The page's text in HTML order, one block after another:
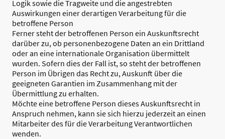
Logik sowie die Tragweite und die angestrebten
Auswirkungen einer derartigen Verarbeitung für die
betroffene Person
Ferner steht der betroffenen Person ein Auskunftsrecht
darüber zu, ob personenbezogene Daten an ein Drittland
oder an eine internationale Organisation übermittelt
wurden. Sofern dies der Fall ist, so steht der betroffenen
Person im Übrigen das Recht zu, Auskunft über die
geeigneten Garantien im Zusammenhang mit der
Übermittlung zu erhalten.
Möchte eine betroffene Person dieses Auskunftsrecht in
Anspruch nehmen, kann sie sich hierzu jederzeit an einen
Mitarbeiter des für die Verarbeitung Verantwortlichen
wenden.